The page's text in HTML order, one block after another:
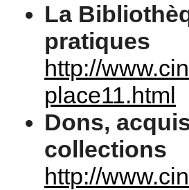
La
pratiques
http://
place11.html
Dons,
collections
http://